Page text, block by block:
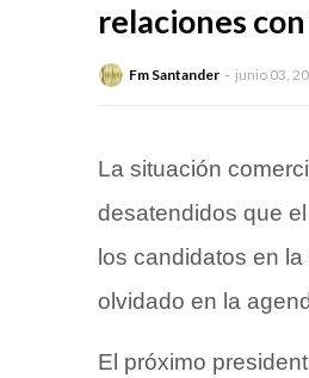
relaciones
Fm Santander junio 03,
La situación
desatendidos que
los candidatos en
olvidado en la
El próximo